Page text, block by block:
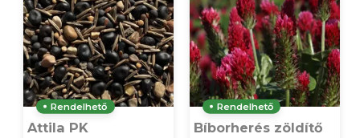
Rendelhető
Attila PK
Rendelhető
Bíborherés zöldítő